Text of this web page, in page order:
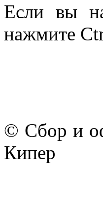
Если вы
нажмите
© Сбор и
Кипер